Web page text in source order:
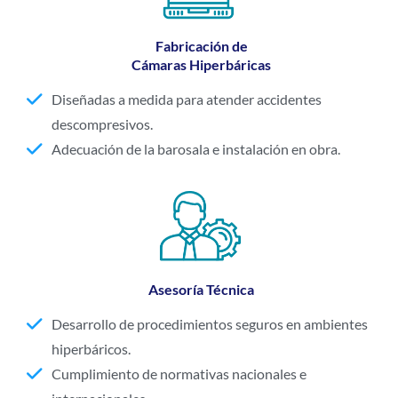
Fabricación de
Cámaras Hiperbáricas
Diseñadas a medida para atender accidentes
descompresivos.
Adecuación de la barosala e instalación en obra.
Asesoría Técnica
Desarrollo de procedimientos seguros en ambientes
hiperbáricos.
Cumplimiento de normativas nacionales e